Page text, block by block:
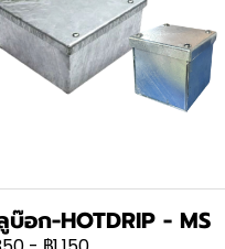
อก-HOTDRIP - MS